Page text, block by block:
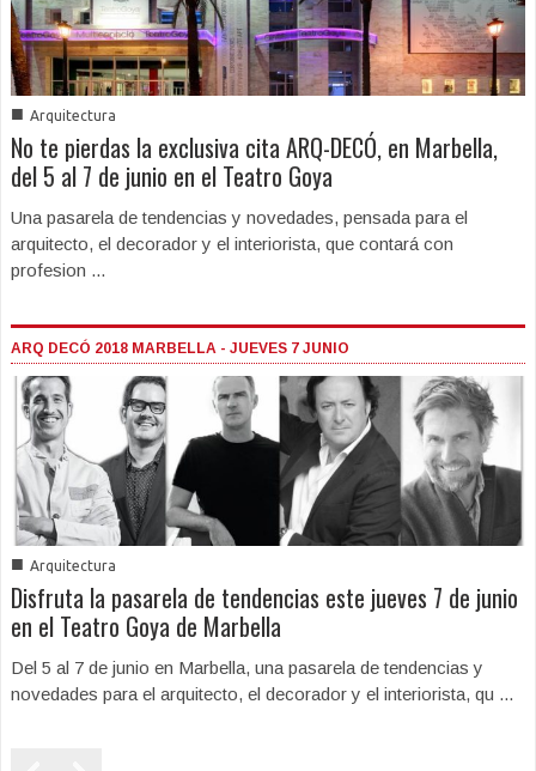
■ Arquitectura
No te pierdas la exclusiva cita ARQ-DECÓ, en Marbella,
del 5 al 7 de junio en el Teatro Goya
Una pasarela de tendencias y novedades, pensada para el
arquitecto, el decorador y el interiorista, que contará con
profesion ...
ARQ DECÓ 2018 MARBELLA - JUEVES 7 JUNIO
■ Arquitectura
Disfruta la pasarela de tendencias este jueves 7 de junio
en el Teatro Goya de Marbella
Del 5 al 7 de junio en Marbella, una pasarela de tendencias y
novedades para el arquitecto, el decorador y el interiorista, qu ...